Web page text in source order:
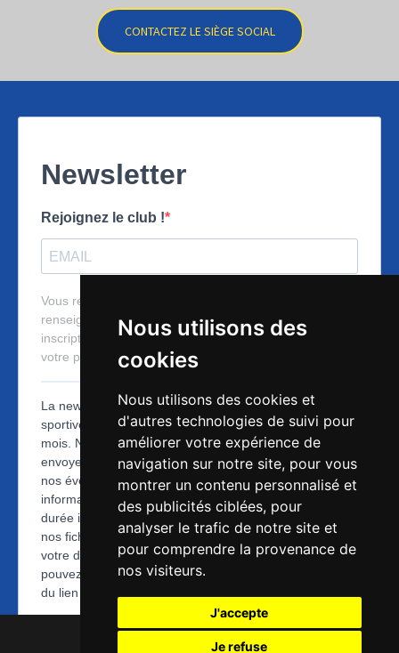
Nous utilisons des
cookies
Nous utilisons des cookies et
d'autres technologies de suivi pour
améliorer votre expérience de
navigation sur notre site, pour vous
montrer un contenu personnalisé et
des publicités ciblées, pour
analyser le trafic de notre site et
pour comprendre la provenance de
nos visiteurs.
J'accepte
Je refuse
CONTACTEZ LE SIÈGE SOCIAL